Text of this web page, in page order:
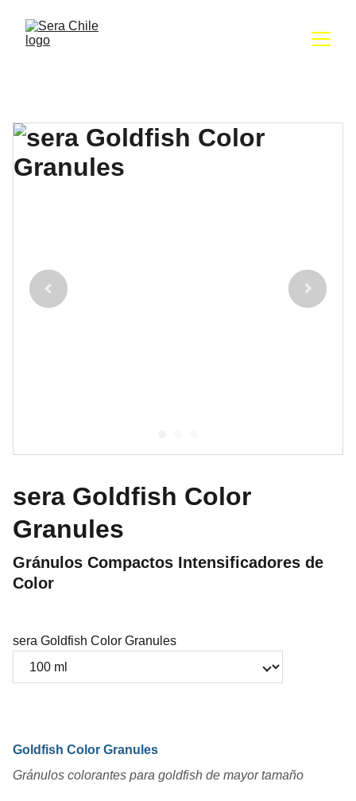
sera Goldfish Color
Granules
Gránulos Compactos Intensificadores de
Color
sera Goldfish Color Granules
Goldfish Color Granules
Gránulos colorantes para goldfish de mayor tamaño